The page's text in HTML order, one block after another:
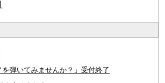
弾いてみませんか？」受付終了